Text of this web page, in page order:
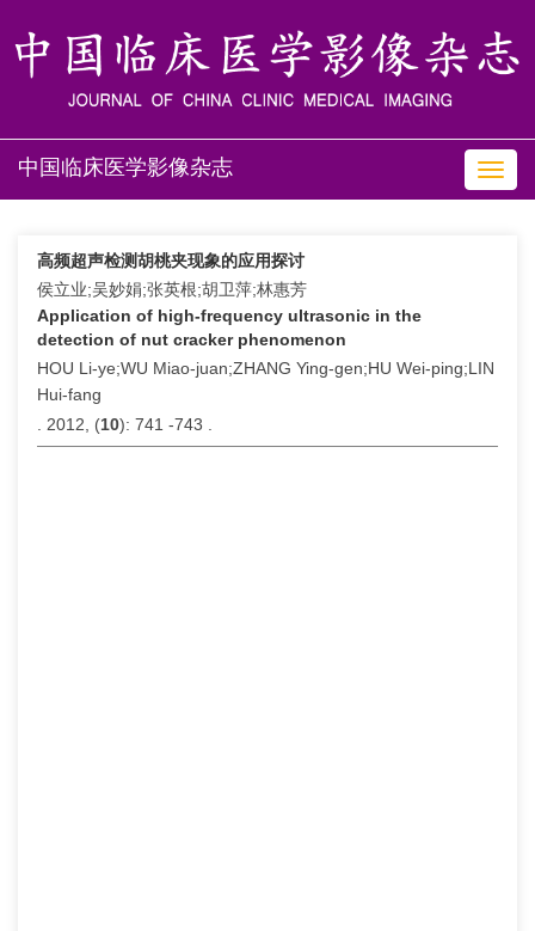
中国临床医学影像杂志
高频超声检测胡桃夹现象的应用探讨
侯立业;吴妙娟;张英根;胡卫萍;林惠芳
Application of high-frequency ultrasonic in the
detection of nut cracker phenomenon
HOU Li-ye;WU Miao-juan;ZHANG Ying-gen;HU Wei-ping;LIN
Hui-fang
. 2012, (10): 741 -743 .